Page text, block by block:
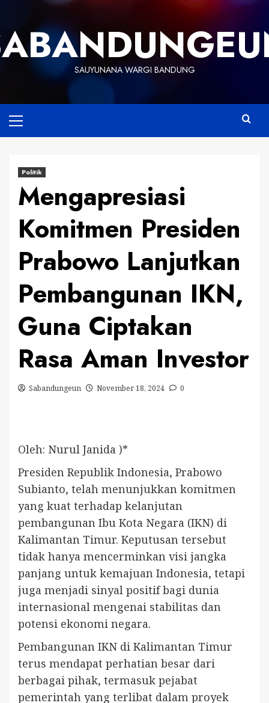
content
SAUYUNANA WARGI BANDUNG
Menu
Politik
Mengapresiasi
Komitmen Presiden
Prabowo Lanjutkan
Pembangunan IKN,
Guna Ciptakan
Rasa Aman Investor
Sabandungeun November 18, 2024 0
Oleh: Nurul Janida )*
Presiden Republik Indonesia, Prabowo
Subianto, telah menunjukkan komitmen
yang kuat terhadap kelanjutan
pembangunan Ibu Kota Negara (IKN) di
Kalimantan Timur. Keputusan tersebut
tidak hanya mencerminkan visi jangka
panjang untuk kemajuan Indonesia, tetapi
juga menjadi sinyal positif bagi dunia
internasional mengenai stabilitas dan
potensi ekonomi negara.
Pembangunan IKN di Kalimantan Timur
terus mendapat perhatian besar dari
berbagai pihak, termasuk pejabat
pemerintah yang terlibat dalam proyek